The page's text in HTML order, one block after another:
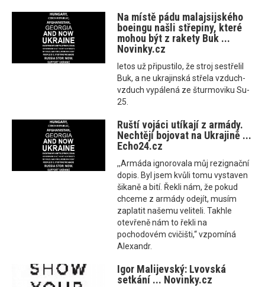
Na místě pádu malajsijského
boeingu našli střepiny, které
mohou být z rakety Buk ...
Novinky.cz
letos už připustilo, že stroj sestřelil
Buk, a ne ukrajinská střela vzduch-
vzduch vypálená ze šturmoviku Su-
25.
Ruští vojáci utíkají z armády.
Nechtějí bojovat na Ukrajině ...
Echo24.cz
,,Armáda ignorovala můj rezignační
dopis. Byl jsem kvůli tomu vystaven
šikaně a bití. Řekli nám, že pokud
chceme z armády odejít, musím
zaplatit našemu veliteli. Takhle
otevřeně nám to řekli na
pochodovém cvičišti,“ vzpomíná
Alexandr.
Igor Malijevský: Lvovská
setkání ... Novinky.cz